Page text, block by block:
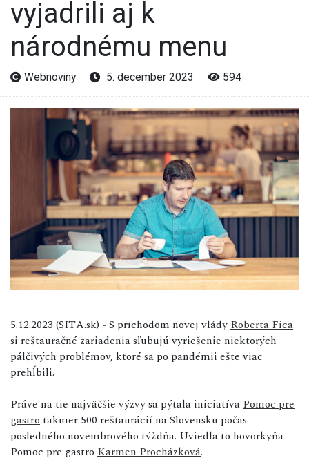
vyjadrili aj k
národnému menu
Webnoviny 5. december 2023 594
5.12.2023 (SITA.sk) - S príchodom novej vládyRoberta Fica
si reštauračné zariadenia sľubujú vyriešenie niektorých
pálčivých problémov, ktoré sa po pandémii ešte viac
prehĺbili.
Práve na tie najväčšie výzvy sa pýtala iniciatívaPomoc pre
gastrotakmer 500 reštaurácií na Slovensku počas
posledného novembrového týždňa. Uviedla to hovorkyňa
Pomoc pre gastro Karmen Procházková.